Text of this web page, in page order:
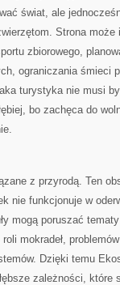
świat, ale
Strona może
zbiorowego,
ograniczania śmieci
turystyka nie musi
bo zachęca do
z przyrodą. Ten
nie funkcjonuje w
mogą poruszać
mokradeł,
Dzięki temu
zależności, które